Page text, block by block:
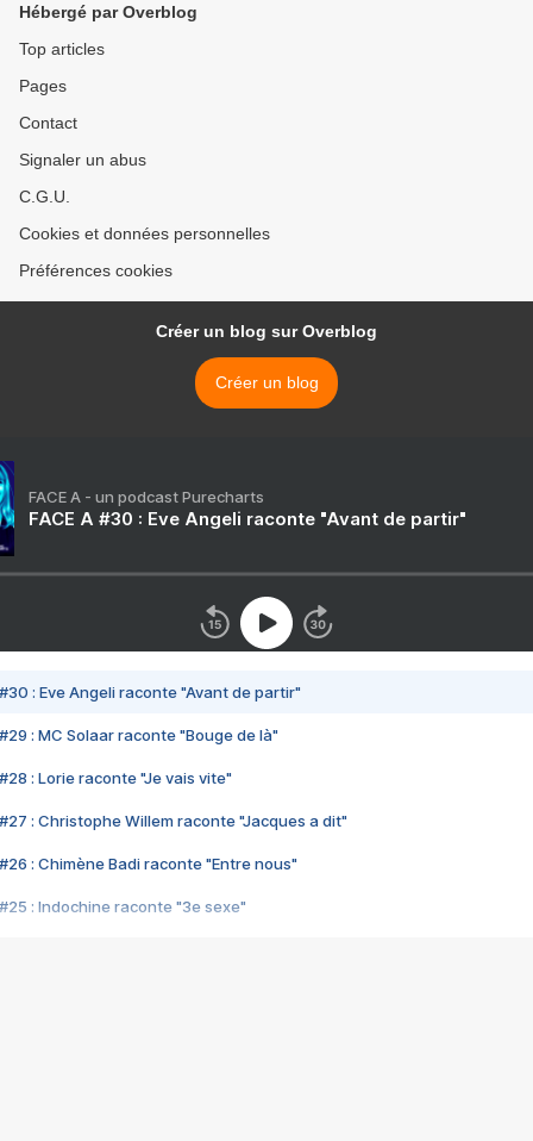
Hébergé par Overblog
Top articles
Pages
Contact
Signaler un abus
C.G.U.
Cookies et données personnelles
Préférences cookies
Créer un blog sur Overblog
Créer un blog
FACE A - un podcast Purecharts
FACE A #30 : Eve Angeli raconte "Avant de partir"
#30 : Eve Angeli raconte "Avant de partir"
#29 : MC Solaar raconte "Bouge de là"
#28 : Lorie raconte "Je vais vite"
#27 : Christophe Willem raconte "Jacques a dit"
#26 : Chimène Badi raconte "Entre nous"
#25 : Indochine raconte "3e sexe"